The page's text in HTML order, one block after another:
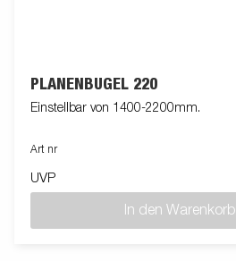
PLANENBÜGEL 220
Einstellbar von 1400-2200mm.
Art nr
UVP
In den Warenkorb